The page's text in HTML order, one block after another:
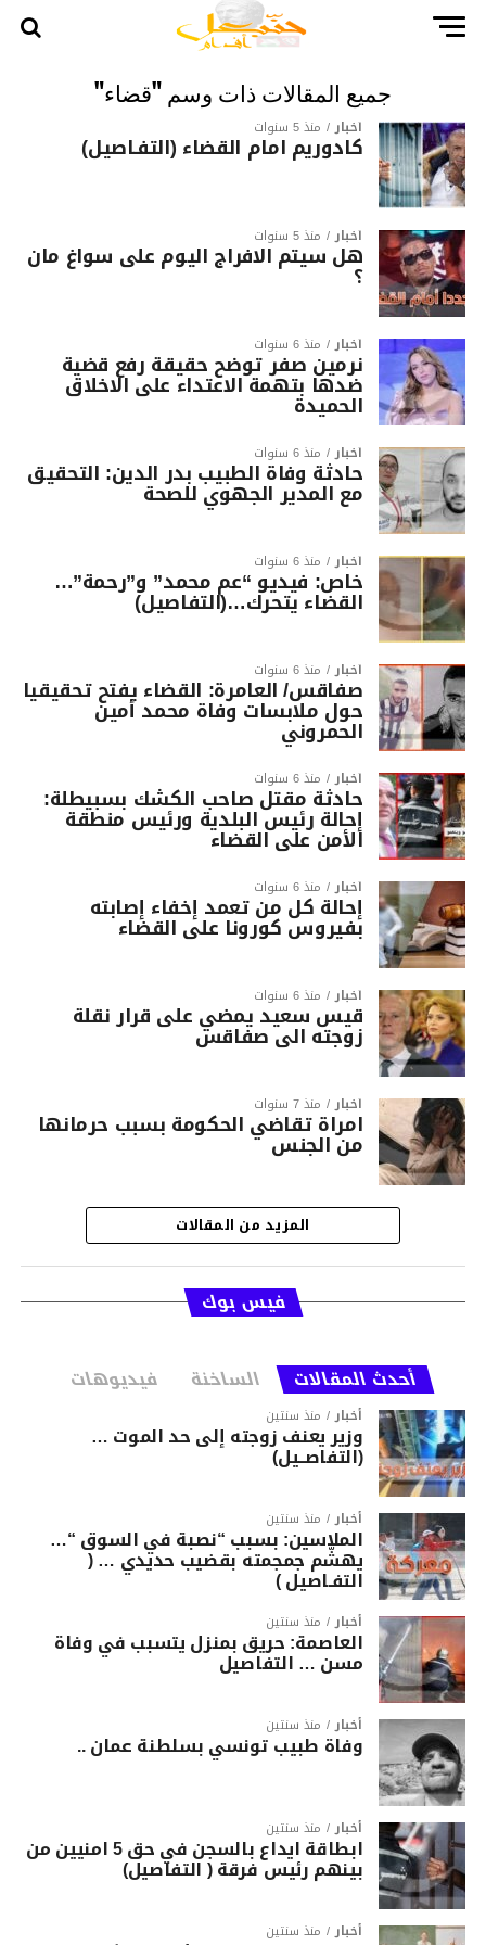
جميع المقالات ذات وسم "قضاء"
أخبار منذ 5 سنوات
كادوريم امام القضاء (التفـاصيل)
أخبار منذ 5 سنوات
هل سيتم الافراج اليوم على سواغ مان
؟
أخبار منذ 6 سنوات
نرمين صفر توضح حقيقة رفع قضية
ضدها بتهمة الاعتداء على الاخلاق
الحميدة
أخبار منذ 6 سنوات
حادثة وفاة الطبيب بدر الدين: التحقيق
مع المدير الجهوي للصحة
أخبار منذ 6 سنوات
خاص: فيديو “عم محمد” و”رحمة”…
القضاء يتحرك…(التفاصيل)
أخبار منذ 6 سنوات
صفاقس/ العامرة: القضاء يفتح تحقيقيا
حول ملابسات وفاة محمد أمين
الحمروني
أخبار منذ 6 سنوات
حادثة مقتل صاحب الكشك بسبيطلة:
إحالة رئيس البلدية ورئيس منطقة
الأمن على القضاء
أخبار منذ 6 سنوات
إحالة كل من تعمد إخفاء إصابته
بفيروس كورونا على القضاء
أخبار منذ 6 سنوات
قيس سعيد يمضي على قرار نقلة
زوجته الى صفاقس
أخبار منذ 7 سنوات
امراة تقاضي الحكومة بسبب حرمانها
من الجنس‎
المزيد من المقالات
فيس بوك
أحدث المقالات الساخنة فيديوهات
أخبار منذ سنتين
وزير يعنف زوجته إلى حد الموت …
(التفاصــيل)
أخبار منذ سنتين
الملاسين: بسبب “نصبة في السوق “…
يهشّم جمجمته بقضيب حديدي … (
التفـاصيل )
أخبار منذ سنتين
العاصمة: حريق بمنزل يتسبب في وفاة
مسن … التفاصيل
أخبار منذ سنتين
وفاة طبيب تونسي بسلطنة عمان ..
أخبار منذ سنتين
ابطاقة ايداع بالسجن في حق 5 امنيين من
بينهم رئيس فرقة ( التفاصيل)
أخبار منذ سنتين